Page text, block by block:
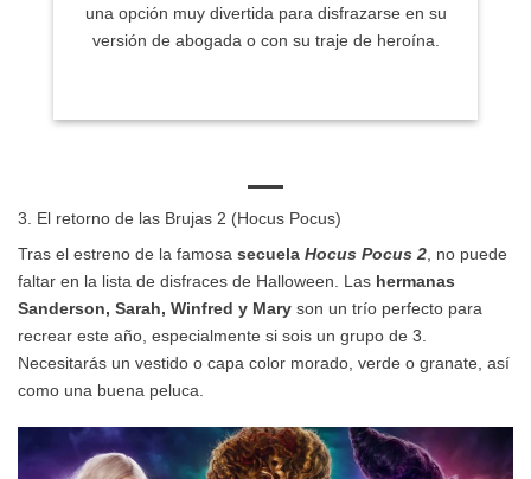
una opción muy divertida para disfrazarse en su
versión de abogada o con su traje de heroína.
3. El retorno de las Brujas 2 (Hocus Pocus)
Tras el estreno de la famosa secuela Hocus Pocus 2 , no puede
faltar en la lista de disfraces de Halloween. Las hermanas
Sanderson, Sarah, Winfred y Mary son un trío perfecto para
recrear este año, especialmente si sois un grupo de 3.
Necesitarás un vestido o capa color morado, verde o granate, así
como una buena peluca.